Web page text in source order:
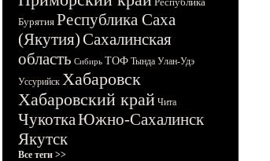
Бурятия Республика Саха
(Якутия)Сахалинская
область Сибирь ТОФ Тында Улан-Удэ
Уссурийск Хабаровск
Хабаровский край Чита
ЧукоткаЮжно-Сахалинск
Якутск
Все теги >>